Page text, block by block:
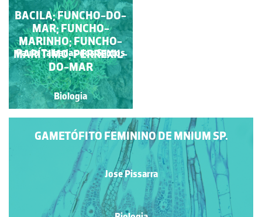
ANTERÍDIOS DE
POLYTRICHUM SP.
Jose Pissarra
Biologia
GAMETÓFITO FEMININO DE MNIUM SP.
Jose Pissarra
BACILA; FUNCHO-DO-
MAR; FUNCHO-
MARINHO; FUNCHO-
MARÍTIMO; PERREXIL-
DO-MAR
Paulo Talhadas dos Santos
Biologia